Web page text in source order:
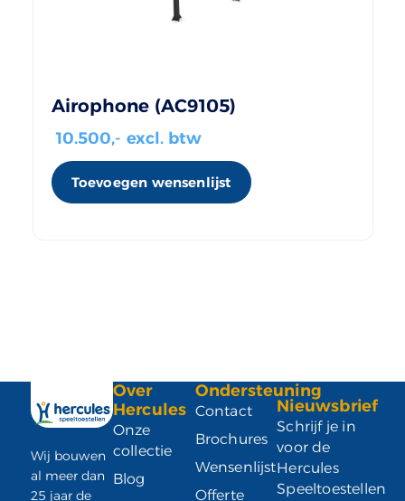
Airophone (AC9105)
10.500,- excl. btw
Toevoegen wensenlijst
Wij bouwen
al meer dan
25 jaar de
Over
Hercules
Onze
collectie
Blog
Ondersteuning
Contact
Brochures
Wensenlijst
Offerte
Nieuwsbrief
Schrijf je in
voor de
Hercules
Speeltoestellen